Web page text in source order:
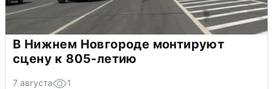
В Нижнем Новгороде монтируют
сцену к 805-летию
7 августа 1